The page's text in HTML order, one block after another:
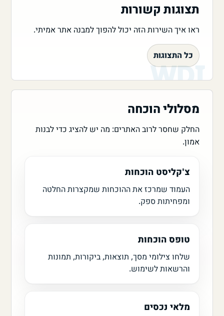
תצוגות קשורות
ראו איך השירות הזה יכול להפוך למבנה אתר אמיתי.
כל התצוגות
מסלולי הוכחה
החלק שחסר לרוב האתרים: מה יש להציג כדי לבנות
אמון.
צ'קליסט הוכחות
העמוד שמרכז את ההוכחות שמקצרות החלטה
ומפחיתות ספק.
טופס הוכחות
שלחו צילומי מסך, תוצאות, ביקורות, תמונות
והרשאות לשימוש.
מלאי נכסים